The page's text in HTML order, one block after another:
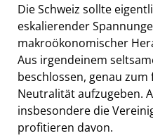
Die Schweiz sollte
eskalierender
makroökonomischer
Aus irgendeinem
beschlossen, genau
Neutralität aufzugeben.
insbesondere die
profitieren davon.